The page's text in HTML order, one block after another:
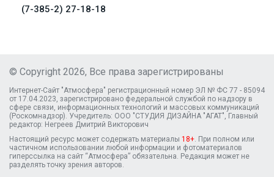
(7-385-2) 27-18-18
© Copyright 2026, Все права зарегистрированы
Интернет-Сайт "Атмосфера" регистрационный номер ЭЛ № ФС 77 - 85094
от 17.04.2023, зарегистрировано федеральной службой по надзору в
сфере связи, информационных технологий и массовых коммуникаций
(Роскомнадзор). Учредитель: ООО "СТУДИЯ ДИЗАЙНА "АГАТ", Главный
редактор: Негреев Дмитрий Викторович
Настоящий ресурс может содержать материалы 18+. При полном или
частичном использовании любой информации и фотоматериалов
гиперссылка на сайт “Атмосфера” обязательна. Редакция может не
разделять точку зрения авторов.